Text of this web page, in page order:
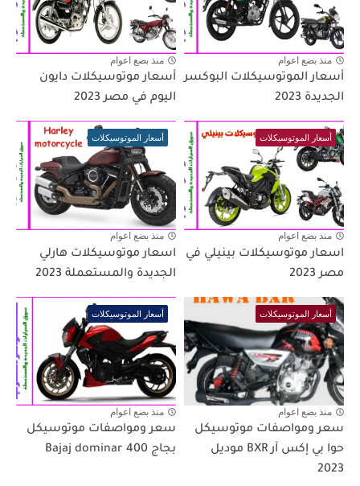
منذ بضع اعوام
أسعار الموتوسيكلات البوكسر
الجديدة 2023
منذ بضع اعوام
أسعار موتوسيكلات دايون
اليوم في مصر 2023
أسعار الموتوسيكلات
منذ بضع اعوام
اسعار موتوسيكلات بينيلي في
مصر 2023
أسعار الموتوسيكلات
منذ بضع اعوام
اسعار موتوسيكلات هارلي
الجديدة والمستعملة 2023
أسعار الموتوسيكلات
منذ بضع اعوام
سعر ومواصفات موتوسيكل
حوا بي إكس آر BXR موديل
2023
أسعار الموتوسيكلات
منذ بضع اعوام
سعر ومواصفات موتوسيكل
بجاج Bajaj dominar 400